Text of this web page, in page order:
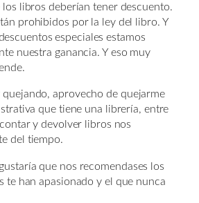
los libros deberían tener descuento.
prohibidos por la ley del libro. Y
especiales estamos
nuestra ganancia. Y eso muy
quejando, aprovecho de quejarme
que tiene una librería, entre
y devolver libros nos
del tiempo.
que nos recomendases los
te han apasionado y el que nunca